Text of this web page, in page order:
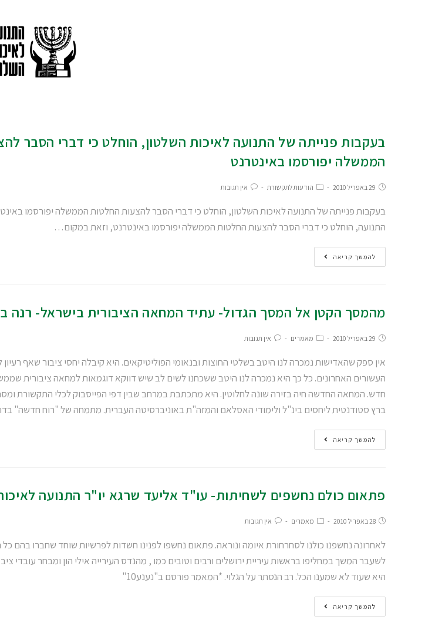
בעקבות פנייתה של התנועה לאיכות השלטון, הוחלט כי דברי הסבר
הממשלה יפורסמו באינטרנט
29 באפריל 2010 הודעות לתקשורת אין תגובות
בעקבות פנייתה של התנועה לאיכות השלטון, הוחלט כי דברי הסבר להצעות החלטות הממשלה יפורסמו
התנועה, הוחלט כי דברי הסבר להצעות החלטות הממשלה יפורסמו באינטרנט, וזאת במקום…
להמשך קריאה
מהמסך הקטן אל המסך הגדול- עתיד המחאה הציבורית בישראל- רנה
29 באפריל 2010 מאמרים אין תגובות
אין ספק שהאדישות נמכרה לנו היטב בשלטי החוצות ובנאומי הפוליטיקאים. היא קיבלה יחסי ציבור שאף
העשורים האחרונים. כל כך היא נמכרה לנו היטב ששכחנו לשים לב שיש דווקא דוגמאות למחאה ציבורית
חדש. המחאה החדשה חיה בזירה שונה לחלוטין. היא מתכתבת במרחב שבין דפי הפייסבוק לכלי התקשורת
ברץ סטודנטית ליחסים בינ"ל ולימודי האסלאם והמזה"ת באוניברסיטה העברית. מתמחה של "רוח חדשה"
להמשך קריאה
פתאום כולם נחשפים לשחיתות- עו"ד אליעד שרגא יו"ר התנועה
28 באפריל 2010 מאמרים אין תגובות
לאחרונה נחשפנו כולנו לסחרחורת איומה ונוראה. פתאום נחשפו לפנינו חשדות לפרשיות שוחד שחברו בהם
לשעבר המשך במחליפו בראשות עיריית ירושלים ורבים וטובים כמו , מהנדס העירייה אילי הון ומבחר עובדי
היא שעוד לא שמענו הכל. רב הנסתר על הגלוי. *המאמר פורסם ב"נענע10"
להמשך קריאה